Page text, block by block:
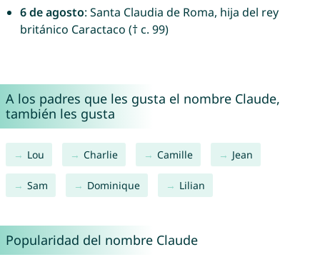
6 de agosto: Santa Claudia de Roma, hija del rey
británico Caractaco († c. 99)
A los padres que les gusta el nombre Claude,
también les gusta
Lou Charlie Camille Jean
Sam Dominique Lilian
Popularidad del nombre Claude